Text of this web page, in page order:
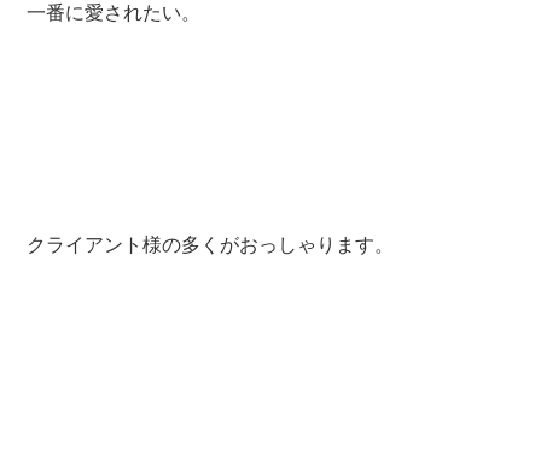
一番に愛されたい。
クライアント様の多くがおっしゃります。